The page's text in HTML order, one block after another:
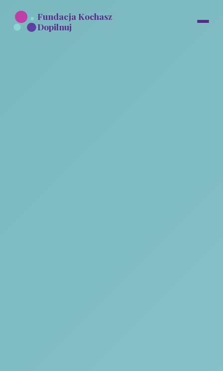
Fundacja Kochasz
Dopilnuj